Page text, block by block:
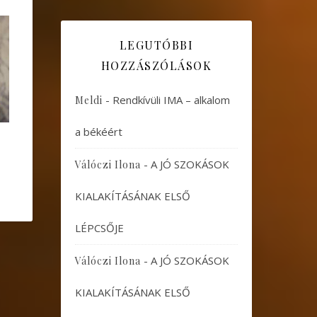
LEGUTÓBBI
HOZZÁSZÓLÁSOK
Meldi - Rendkívüli IMA – alkalom
a békéért
Válóczi Ilona - A JÓ SZOKÁSOK
KIALAKÍTÁSÁNAK ELSŐ
LÉPCSŐJE
Válóczi Ilona - A JÓ SZOKÁSOK
KIALAKÍTÁSÁNAK ELSŐ